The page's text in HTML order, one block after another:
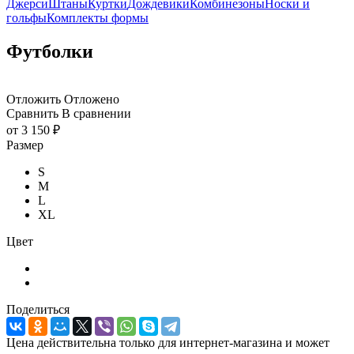
Джерси ШтаныКурткиДождевики КомбинезоныНоски и
гольфыКомплекты формы
Футболки
Отложить Отложено
Сравнить В сравнении
от 3 150 ₽
Размер
S
M
L
XL
Цвет
Поделиться
Цена действительна только для интернет-магазина и может